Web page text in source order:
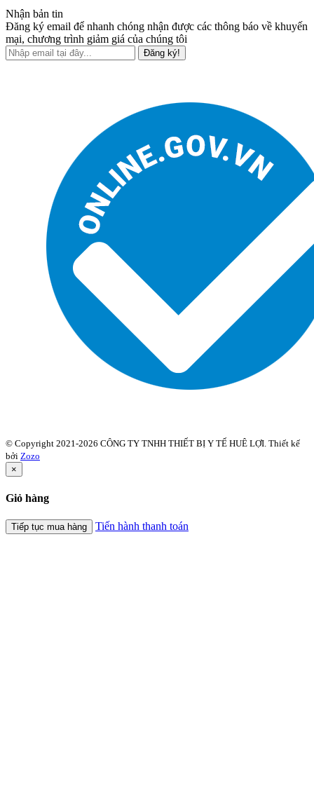
Nhận bản tin
Đăng ký email để nhanh chóng nhận được các thông báo về khuyến
mại, chương trình giảm giá của chúng tôi
Đăng ký!
© Copyright 2021-2026 CÔNG TY TNHH THIẾT BỊ Y TẾ HUÊ LỢI. Thiết kế
bởi Zozo
×
Giỏ hàng
Tiếp tục mua hàng Tiến hành thanh toán